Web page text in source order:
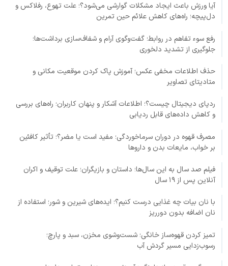
آیا ورزش باعث ایجاد مشکلات گوارشی می‌شود؟؛ علت تهوع، رفلاکس و
دل‌پیچه؛ راه‌های کاهش علائم حین تمرین
رفع سوء تفاهم در روابط؛ گفت‌وگوی آرام و شفاف‌سازی برداشت‌ها؛
جلوگیری از تشدید دلخوری
حذف اطلاعات مخفی عکس؛ آموزش پاک کردن موقعیت مکانی و
متادیتای تصاویر
ردپای دیجیتال چیست؟؛ اطلاعات آشکار و پنهان کاربران؛ راه‌های بررسی
و کاهش داده‌های قابل ردیابی
مصرف قهوه در دوران سرماخوردگی؛ مفید است یا مضر؟؛ تأثیر کافئین
بر خواب، مایعات بدن و داروها
فیلم صد سال به این سال‌ها؛ داستان و بازیگران؛ علت توقیف و اکران
آنلاین پس از ۱۹ سال
با نان بیات چه غذایی درست کنیم؟؛ ایده‌های شیرین و شور؛ استفاده از
نان اضافه بدون دورریز
تمیز کردن قهوه‌ساز خانگی؛ شست‌وشوی مخزن، سبد و پارچ؛
رسوب‌زدایی مسیر گردش آب